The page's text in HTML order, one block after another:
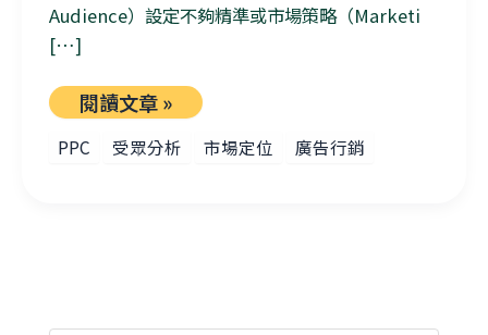
Audience）設定不夠精準或市場策略（Marketi
[…]
閱讀文章 »
PPC 受眾分析 市場定位 廣告行銷